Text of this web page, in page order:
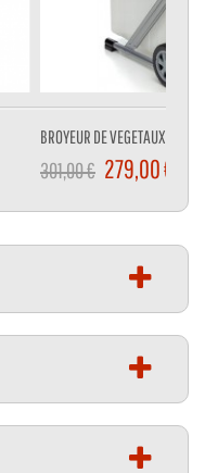
BROYEUR DE VEGETAUX 3000
301,00 € 279,00 €